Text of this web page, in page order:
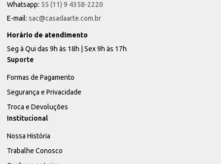
Whatsapp: 55 (11) 9 4358-2220
E-mail: sac@casadaarte.com.br
Horário de atendimento
Seg à Qui das 9h às 18h | Sex 9h às 17h
Suporte
Formas de Pagamento
Segurança e Privacidade
Troca e Devoluções
Institucional
Nossa História
Trabalhe Conosco